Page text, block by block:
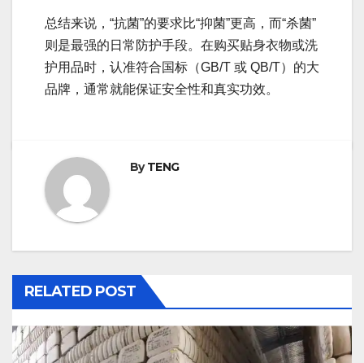
总结来说，“抗菌”的要求比“抑菌”更高，而“杀菌”
则是最强的日常防护手段。在购买贴身衣物或洗
护用品时，认准符合国标（GB/T 或 QB/T）的大
品牌，通常就能保证安全性和真实功效。
ByTENG
RELATED POST